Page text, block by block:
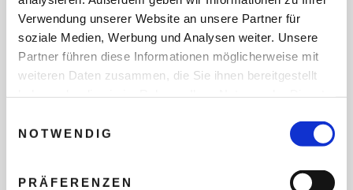
Verwendung unserer Website an unsere Partner für
soziale Medien, Werbung und Analysen weiter. Unsere
Partner führen diese Informationen möglicherweise mit
weiteren Daten zusammen, die Sie ihnen bereitgestellt
NOTWENDIG
PRÄFERENZEN
ANZAHL ERWACHSENE